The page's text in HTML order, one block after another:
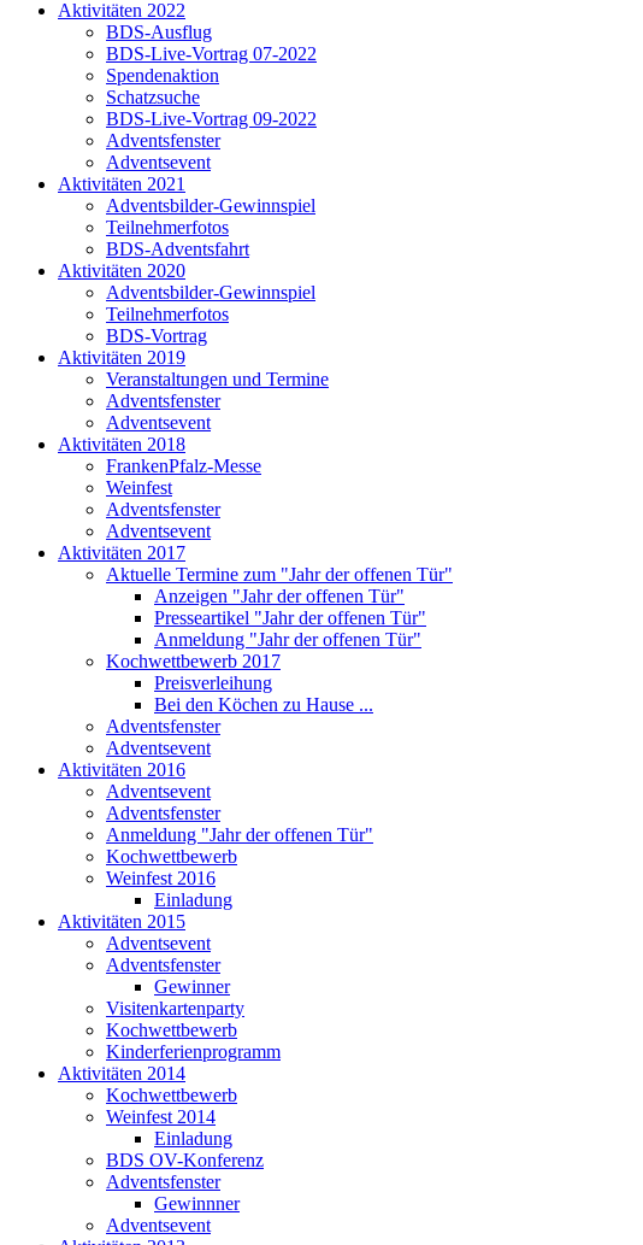
Aktivitäten 2022
BDS-Ausflug
BDS-Live-Vortrag 07-2022
Spendenaktion
Schatzsuche
BDS-Live-Vortrag 09-2022
Adventsfenster
Adventsevent
Aktivitäten 2021
Adventsbilder-Gewinnspiel
Teilnehmerfotos
BDS-Adventsfahrt
Aktivitäten 2020
Adventsbilder-Gewinnspiel
Teilnehmerfotos
BDS-Vortrag
Aktivitäten 2019
Veranstaltungen und Termine
Adventsfenster
Adventsevent
Aktivitäten 2018
FrankenPfalz-Messe
Weinfest
Adventsfenster
Adventsevent
Aktivitäten 2017
Aktuelle Termine zum "Jahr der offenen Tür"
Anzeigen "Jahr der offenen Tür"
Presseartikel "Jahr der offenen Tür"
Anmeldung "Jahr der offenen Tür"
Kochwettbewerb 2017
Preisverleihung
Bei den Köchen zu Hause ...
Adventsfenster
Adventsevent
Aktivitäten 2016
Adventsevent
Adventsfenster
Anmeldung "Jahr der offenen Tür"
Kochwettbewerb
Weinfest 2016
Einladung
Aktivitäten 2015
Adventsevent
Adventsfenster
Gewinner
Visitenkartenparty
Kochwettbewerb
Kinderferienprogramm
Aktivitäten 2014
Kochwettbewerb
Weinfest 2014
Einladung
BDS OV-Konferenz
Adventsfenster
Gewinnner
Adventsevent